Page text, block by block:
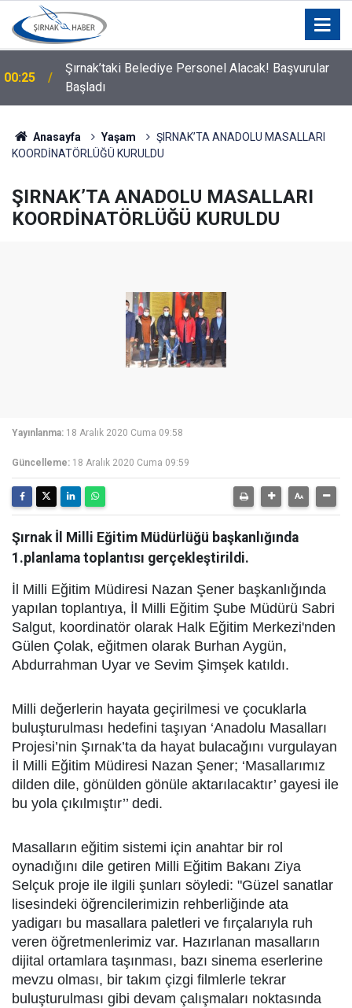
00:25
Şırnak’taki Belediye Personel Alacak! Başvurular
Başladı
Anasayfa Yaşam
ŞIRNAK’TA ANADOLU MASALLARI
KOORDİNATÖRLÜĞÜ KURULDU
ŞIRNAK’TA ANADOLU MASALLARI
KOORDİNATÖRLÜĞÜ KURULDU
Yayınlanma: 18 Aralık 2020 Cuma 09:58
Güncelleme: 18 Aralık 2020 Cuma 09:59
Şırnak İl Milli Eğitim Müdürlüğü başkanlığında
1.planlama toplantısı gerçekleştirildi.
İl Milli Eğitim Müdiresi Nazan Şener başkanlığında
yapılan toplantıya, İl Milli Eğitim Şube Müdürü Sabri
Salgut, koordinatör olarak Halk Eğitim Merkezi'nden
Gülen Çolak, eğitmen olarak Burhan Aygün,
Abdurrahman Uyar ve Sevim Şimşek katıldı.
Milli değerlerin hayata geçirilmesi ve çocuklarla
buluşturulması hedefini taşıyan ‘Anadolu Masalları
Projesi’nin Şırnak’ta da hayat bulacağını vurgulayan
İl Milli Eğitim Müdiresi Nazan Şener; ‘Masallarımız
dilden dile, gönülden gönüle aktarılacaktır’ gayesi ile
bu yola çıkılmıştır’’ dedi.
Masalların eğitim sistemi için anahtar bir rol
oynadığını dile getiren Milli Eğitim Bakanı Ziya
Selçuk proje ile ilgili şunları söyledi: "Güzel sanatlar
lisesindeki öğrencilerimizin rehberliğinde ata
yadigarı bu masallara paletleri ve fırçalarıyla ruh
veren öğretmenlerimiz var. Hazırlanan masalların
dijital ortamlara taşınması, bazı sinema eserlerine
mevzu olması, bir takım çizgi filmlerle tekrar
buluşturulması gibi devam çalışmaları noktasında